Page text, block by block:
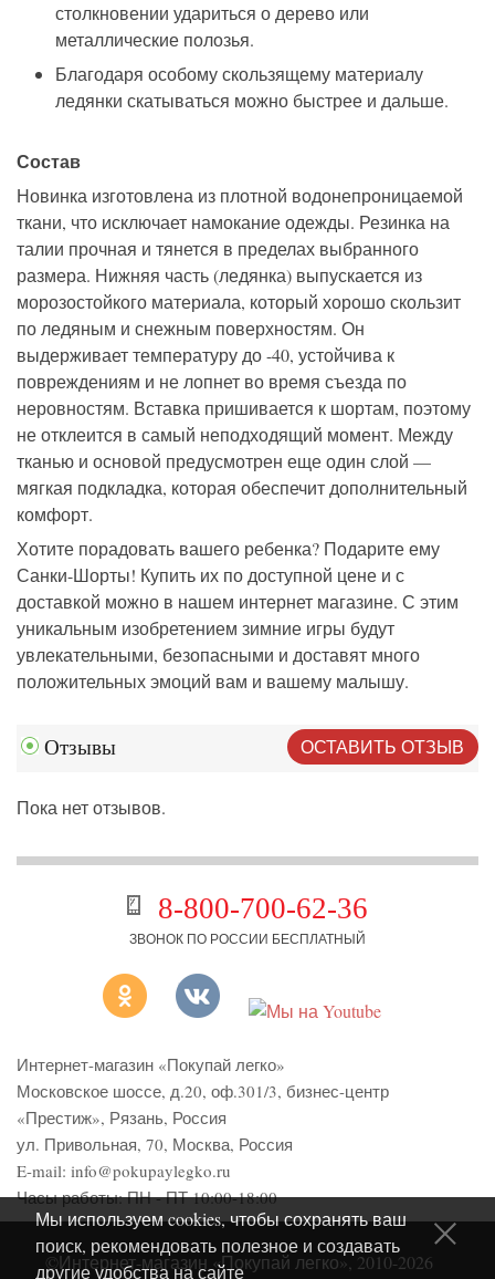
столкновении удариться о дерево или
металлические полозья.
Благодаря особому скользящему материалу
ледянки скатываться можно быстрее и дальше.
Состав
Новинка изготовлена из плотной водонепроницаемой
ткани, что исключает намокание одежды. Резинка на
талии прочная и тянется в пределах выбранного
размера. Нижняя часть (ледянка) выпускается из
морозостойкого материала, который хорошо скользит
по ледяным и снежным поверхностям. Он
выдерживает температуру до -40, устойчива к
повреждениям и не лопнет во время съезда по
неровностям. Вставка пришивается к шортам, поэтому
не отклеится в самый неподходящий момент. Между
тканью и основой предусмотрен еще один слой —
мягкая подкладка, которая обеспечит дополнительный
комфорт.
Хотите порадовать вашего ребенка? Подарите ему
Санки-Шорты! Купить их по доступной цене и с
доставкой можно в нашем интернет магазине. С этим
уникальным изобретением зимние игры будут
увлекательными, безопасными и доставят много
положительных эмоций вам и вашему малышу.
Отзывы ОСТАВИТЬ ОТЗЫВ
Пока нет отзывов.
8-800-700-62-36
ЗВОНОК ПО РОССИИ БЕСПЛАТНЫЙ
Интернет-магазин «Покупай легко»
Московское шоссе, д.20, оф.301/3, бизнес-центр
«Престиж», Рязань, Россия
ул. Привольная, 70, Москва, Россия
E-mail: info@pokupaylegko.ru
Часы работы:ПН - ПТ 10:00-18:00
©Интернет-магазин «Покупай легко», 2010-2026
Мы используем cookies, чтобы сохранять ваш
поиск, рекомендовать полезное и создавать
другие удобства на сайте